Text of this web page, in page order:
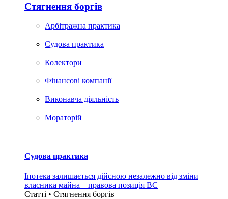
Стягнення боргiв
Арбітражна практика
Судова практика
Колектори
Фінансові компанії
Виконавча діяльність
Мораторій
Судова практика
Іпотека залишається дійсною незалежно від зміни
власника майна – правова позиція ВС
Статті • Стягнення боргiв